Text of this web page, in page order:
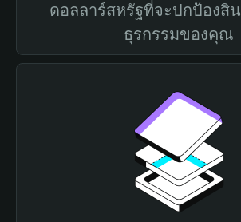
ดอลลาร์สหรัฐที่จะปกป้องสิ
ธุรกรรมของคุณ